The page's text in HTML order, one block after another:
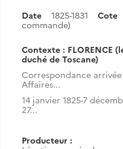
Date 1825-1831 Cote
commande)
Contexte : FLORENCE
duché de Toscane)
Correspondance
Affaires...
14 janvier 1825-7
27...
Producteur :